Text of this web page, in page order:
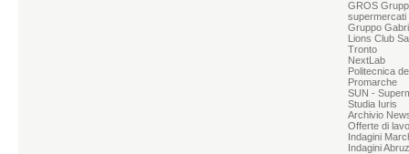
GROS
supermercati
Gruppo
Lions Club
Tronto
NextLab
Politecnica
Promarche
SUN -
Studia Iuris
Archivio
Offerte di
Indagini
Indagini